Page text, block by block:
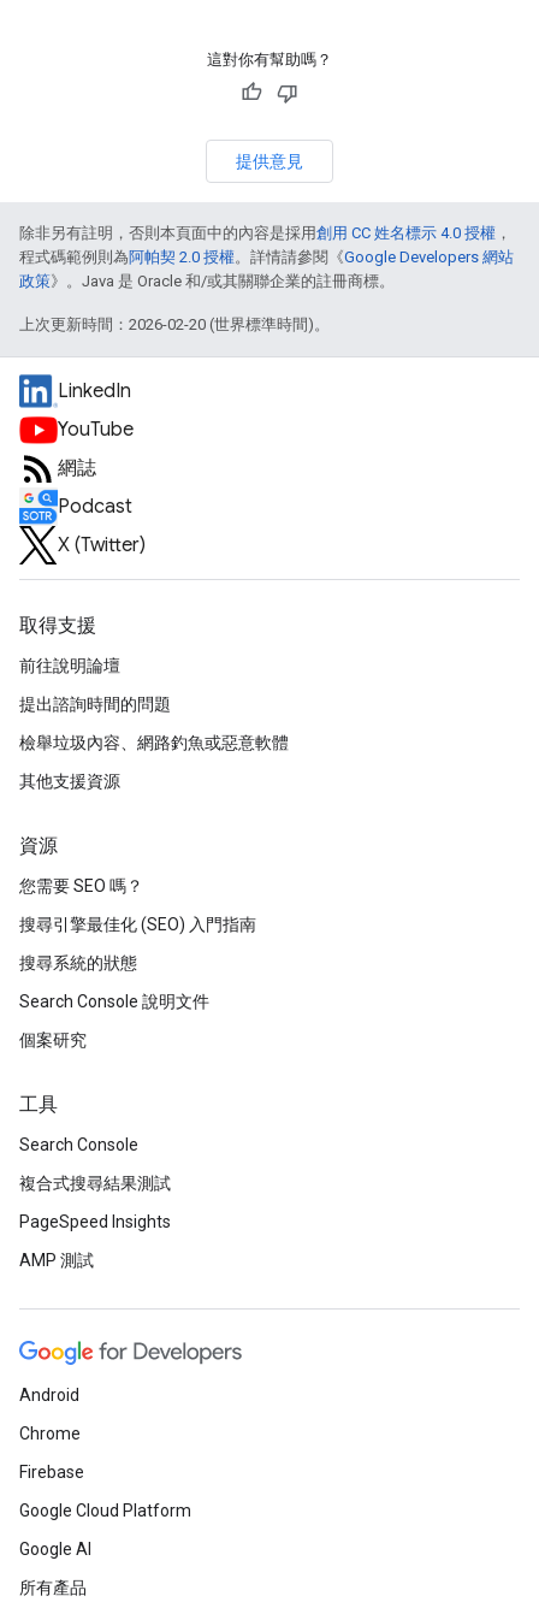
這對你有幫助嗎？
提供意見
除非另有註明，否則本頁面中的內容是採用創用 CC 姓名標示 4.0 授權 ，
程式碼範例則為阿帕契 2.0 授權。詳情請參閱《Google Developers 網站
政策》。Java 是 Oracle 和/或其關聯企業的註冊商標。
上次更新時間：2026-02-20 (世界標準時間)。
LinkedIn
YouTube
網誌
Podcast
X (Twitter)
取得支援
前往說明論壇
提出諮詢時間的問題
檢舉垃圾內容、網路釣魚或惡意軟體
其他支援資源
資源
您需要 SEO 嗎？
搜尋引擎最佳化 (SEO) 入門指南
搜尋系統的狀態
Search Console 說明文件
個案研究
工具
Search Console
複合式搜尋結果測試
PageSpeed Insights
AMP 測試
Android
Chrome
Firebase
Google Cloud Platform
Google AI
所有產品